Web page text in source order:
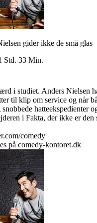
gider ikke de små glas
Std. 33 Min.
i studiet. Anders Nielsen
til klip om service og når
snobbede hatteekspedienter
i Fakta, der ikke er den
comedy
på comedy-kontoret.dk